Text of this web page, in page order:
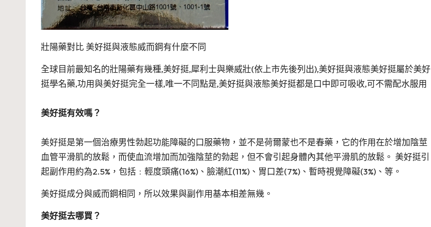
壯陽藥對比 美好挺與液態威而鋼有什麼不同
全球目前最知名的壯陽藥有幾種,美好挺,犀利士與樂威壯(依上市先後列出),美好挺與液態美好挺屬於美好
挺學名藥,功用與美好挺完全一樣,唯一不同點是,美好挺與液態美好挺都是口中即可吸收,可不需配水服用
美好挺有效嗎？
美好挺是第一個治療男性勃起功能障礙的口服藥物，並不是荷爾蒙也不是春藥，它的作用在於增加陰莖
血管平滑肌的放鬆，而使血流增加而加強陰莖的勃起，但不會引起身體內其他平滑肌的放鬆。 美好挺引
起副作用約為2.5%，包括﹕輕度頭痛(16%)、臉潮紅(11%)、胃口差(7%)、暫時視覺障礙(3%)、等。
美好挺成分與威而鋼相同，所以效果與副作用基本相差無幾。
美好挺去哪買？